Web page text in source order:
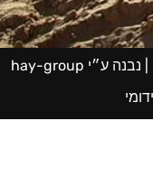
נבנה ע״י hay-group